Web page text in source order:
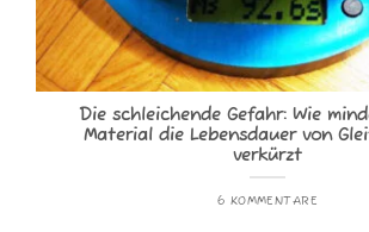
Die schleichende Gefahr: Wie
Material die Lebensdauer von
verkürzt
6 KOMMENTARE